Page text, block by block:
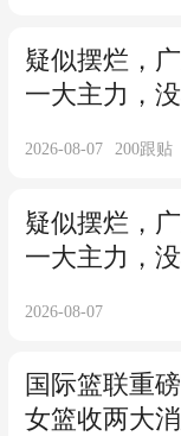
疑似摆烂，
一大主力，
2026-08-07 200跟贴
疑似摆烂，
一大主力，
2026-08-07
国际篮联重
女篮收两大